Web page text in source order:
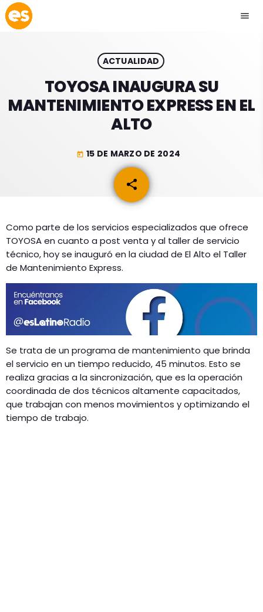
menu
EMISIÓN LA PAZ
play_arrow EMISIÓN COCHABAMBA
ACTUALIDAD
ESPECTÁCULOS
GEEKERS
MÚSICA
ENTRETENIMIENTO
PROGRAMACIÓN
INICIO
RADIO SPLENDID
CONTACTO
ACTUALIDAD
TOYOSA INAUGURA SU
MANTENIMIENTO EXPRESS EN EL
ALTO
today 15 DE MARZO DE 2024
share
email
Como parte de los servicios especializados que ofrece
TOYOSA en cuanto a post venta y al taller de servicio
técnico, hoy se inauguró en la ciudad de El Alto el Taller
de Mantenimiento Express.
Se trata de un programa de mantenimiento que brinda
el servicio en un tiempo reducido, 45 minutos. Esto se
realiza gracias a la sincronización, que es la operación
coordinada de dos técnicos altamente capacitados,
que trabajan con menos movimientos y optimizando el
tiempo de trabajo.